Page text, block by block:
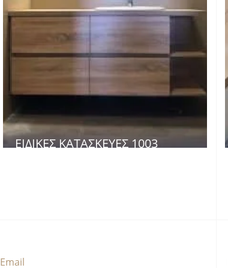
ΕΙΔΙΚΈΣ ΚΑΤΑΣΚΕΥΈΣ 1003
Email